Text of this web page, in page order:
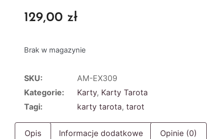
129,00 zł
Brak w magazynie
SKU:
AM-EX309
Kategorie:
Karty, Karty Tarota
Tagi:
karty tarota, tarot
Opis Informacje dodatkowe Opinie (0)